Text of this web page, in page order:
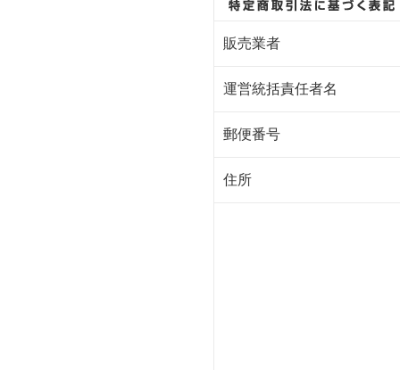
販売業者
運営統括責任者名
郵便番号
住所